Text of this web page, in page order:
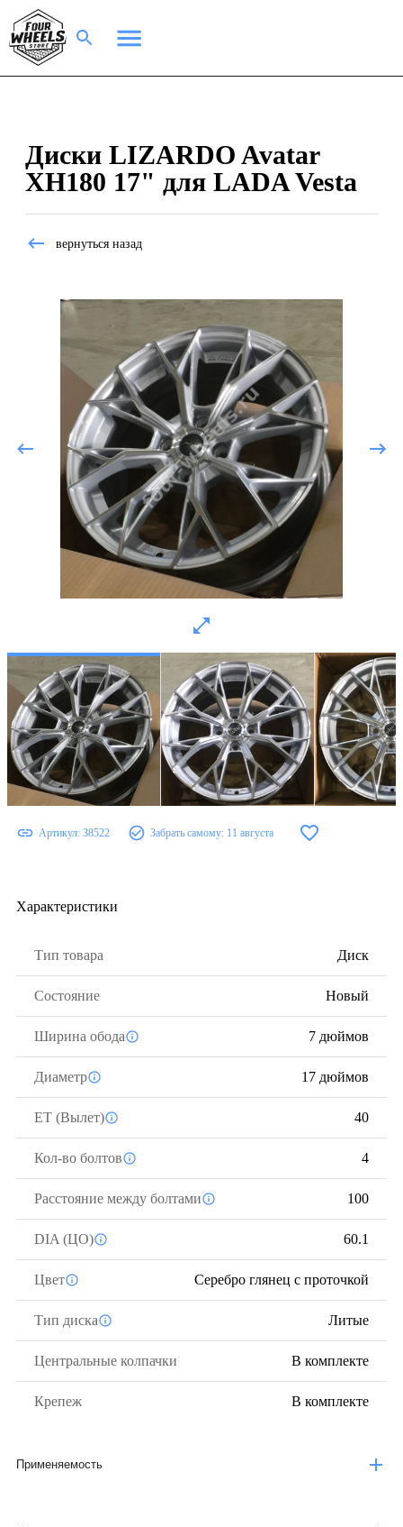
Диски LIZARDO Avatar
XH180 17" для LADA Vesta
вернуться назад
Артикул: 38522 Забрать самому: 11 августа
Характеристики
Тип товара Диск
Состояние Новый
Ширина обода 7 дюймов
Диаметр 17 дюймов
ЕТ (Вылет) 40
Кол-во болтов 4
Расстояние между болтами 100
DIA (ЦО) 60.1
Цвет Серебро глянец с проточкой
Тип диска Литые
Центральные колпачки В комплекте
Крепеж В комплекте
Применяемость